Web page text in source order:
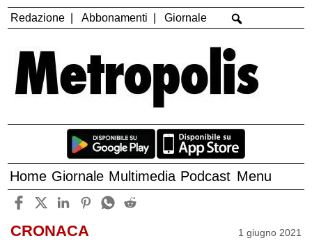
Redazione Abbonamenti Giornale
Home Giornale Multimedia Podcast Menu
CRONACA 1 giugno 2021